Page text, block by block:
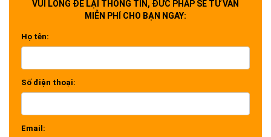
VUI LÒNG ĐỂ LẠI THÔNG TIN, ĐỨC PHÁP SẼ TƯ VẤN
MIỄN PHÍ CHO BẠN NGAY:
Họ tên:
Số điện thoại:
Email: